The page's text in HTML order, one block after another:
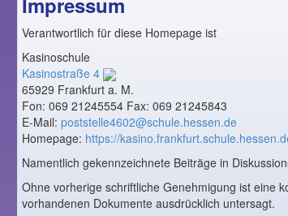
Verantwortlich für diese Homepage ist
Kasinoschule
Kasinostraße 4
65929 Frankfurt a. M.
Fon: 069 21245554 Fax: 069 21245843
E-Mail: poststelle4602@schule.hessen.de
Homepage: https://
Namentlich gekennzeichnete Beiträge in
Ohne vorherige schriftliche Genehmigung ist eine
vorhandenen Dokumente ausdrücklich untersagt.